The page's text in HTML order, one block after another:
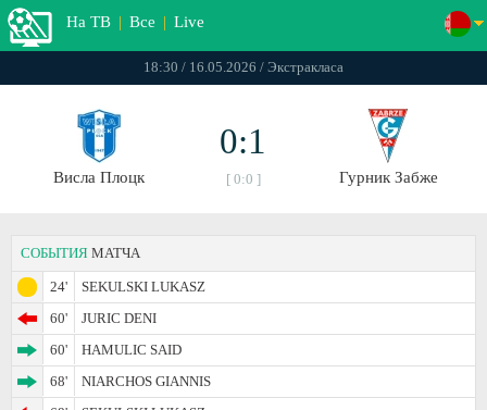
На ТВ | Все | Live
18:30 / 16.05.2026 / Экстракласа
Висла Плоцк
0:1
[ 0:0 ] Гурник Забже
СОБЫТИЯ МАТЧА
24'
SEKULSKI LUKASZ
60'
JURIC DENI
60'
HAMULIC SAID
68'
NIARCHOS GIANNIS